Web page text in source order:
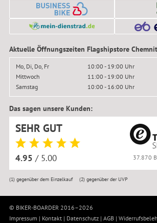
Aktuelle Öffnungszeiten Flagshipstore
Mo, Di, Do, Fr
10:00 - 19:00 Uhr
Mittwoch
11:00 - 19:00 Uhr
Samstag
10:00 - 16:00 Uhr
Das sagen unsere Kunden:
SEHR GUT
4.95 / 5.00 37.870
(1)gegenüber dem Einzelkauf (2) gegenüber der UVP
© BIKER-BOARDER 2016–2026
Impressum | Kontakt | Datenschutz | AGB |